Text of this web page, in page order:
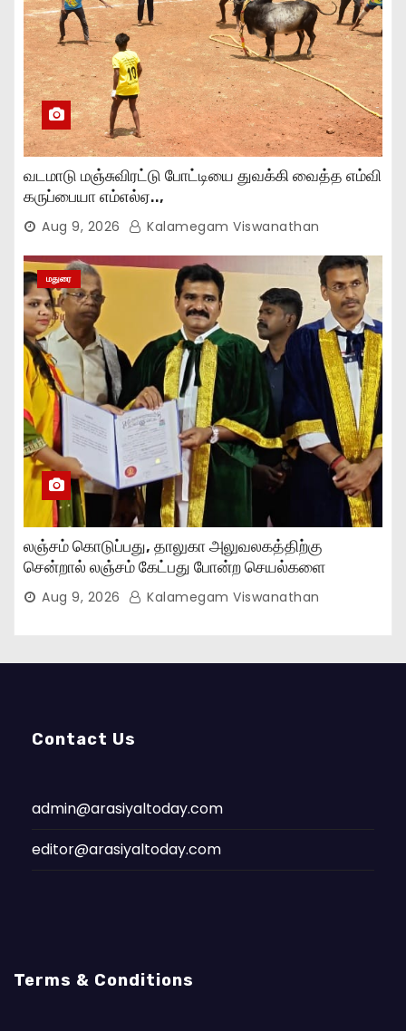
வடமாடு மஞ்சுவிரட்டு போட்டியை துவக்கி வைத்த எம்வி
கருப்பையா எம்எல்ஏ..,
Aug 9, 2026 Kalamegam Viswanathan
மதுரை
லஞ்சம் கொடுப்பது, தாலுகா அலுவலகத்திற்கு
சென்றால் லஞ்சம் கேட்பது போன்ற செயல்களை
நிறுத்தியுள்ளோம்..,
Aug 9, 2026 Kalamegam Viswanathan
Contact Us
admin@arasiyaltoday.com
editor@arasiyaltoday.com
Terms & Conditions